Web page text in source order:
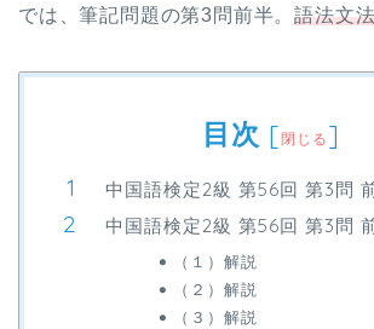
では、筆記問題の第3問前半。語法文
目次 [ 閉じる ]
中国語検定2級 第56回 第3問
中国語検定2級 第56回 第3問
（１）解説
（２）解説
（３）解説